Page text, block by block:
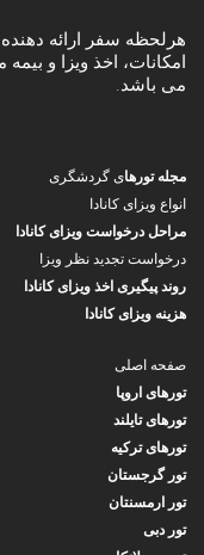
هرلحظه سفر ارائه
امکانات، اخذ ویزا و
می باشد.
مجله تورهای گردشگری
انواع ویزای کانادا
مراحل درخواست ویزای کانادا
درخواست تجدید نظر ویزا
روند پیگیری اخذ ویزای کانادا
هزینه ویزای کانادا
صفحه اصلی
تورهای اروپا
تورهای تایلند
تورهای ترکیه
تور گرجستان
تور ارمسنتان
تور دبی